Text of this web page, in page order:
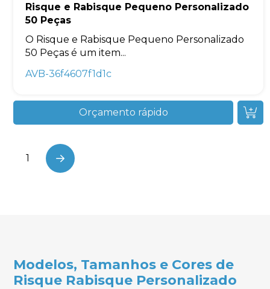
Risque e Rabisque Pequeno Personalizado
50 Peças
O Risque e Rabisque Pequeno Personalizado
50 Peças é um item...
AVB-36f4607f1d1c
Orçamento rápido
1 Next
Modelos, Tamanhos e Cores de
Risque Rabisque Personalizado